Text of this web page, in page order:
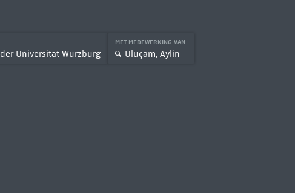
Martin-von-Wagner-Museum der Universität Würzburg
MET MEDEWERKING VAN
Uluçam, Aylin